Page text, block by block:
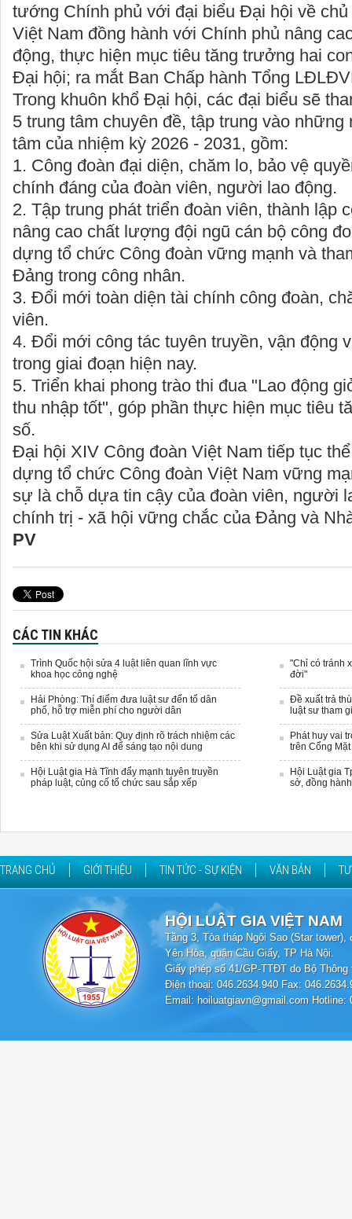
tướng Chính phủ với đại biểu Đại hội về chủ
Việt Nam đồng hành với Chính phủ nâng
động, thực hiện mục tiêu tăng trưởng hai
Đại hội; ra mắt Ban Chấp hành Tổng
Trong khuôn khổ Đại hội, các đại biểu sẽ
5 trung tâm chuyên đề, tập trung vào những
tâm của nhiệm kỳ 2026 - 2031, gồm:
1. Công đoàn đại diện, chăm lo, bảo vệ
chính đáng của đoàn viên, người lao động.
2. Tập trung phát triển đoàn viên, thành lập
nâng cao chất lượng đội ngũ cán bộ công
dựng tổ chức Công đoàn vững mạnh và
Đảng trong công nhân.
3. Đổi mới toàn diện tài chính công đoàn,
viên.
4. Đổi mới công tác tuyên truyền, vận động
trong giai đoạn hiện nay.
5. Triển khai phong trào thi đua "Lao động
thu nhập tốt", góp phần thực hiện mục tiêu
số.
Đại hội XIV Công đoàn Việt Nam tiếp tục
dựng tổ chức Công đoàn Việt Nam vững
sự là chỗ dựa tin cậy của đoàn viên, người
chính trị - xã hội vững chắc của Đảng và
PV
CÁC TIN KHÁC
Trình Quốc hội sửa 4 luật liên quan lĩnh vực
khoa học công nghệ
Hải Phòng: Thí điểm đưa luật sư đến tổ dân
phố, hỗ trợ miễn phí cho người dân
Sửa Luật Xuất bản: Quy định rõ trách nhiệm các
bên khi sử dụng AI để sáng tạo nội dung
Hội Luật gia Hà Tĩnh đẩy mạnh tuyên truyền
pháp luật, củng cố tổ chức sau sắp xếp
"Chỉ có tránh
đời"
Đề xuất trả
luật sư tham
Phát huy vai
trên Cổng
Hội Luật gia
sở, đồng
TRANG CHỦ GIỚI THIỆU TIN TỨC - SỰ KIỆN VĂN BẢN
HỘI LUẬT GIA VIỆT NAM
Tầng 3, Tòa tháp Ngôi Sao (Star
Yên Hòa, quận Cầu Giấy, TP Hà Nội.
Giấy phép số 41/GP-TTĐT do Bộ
Điện thoại: 046.2634.940 Fax:
Email: hoiluatgiavn@gmail.com Hotline: